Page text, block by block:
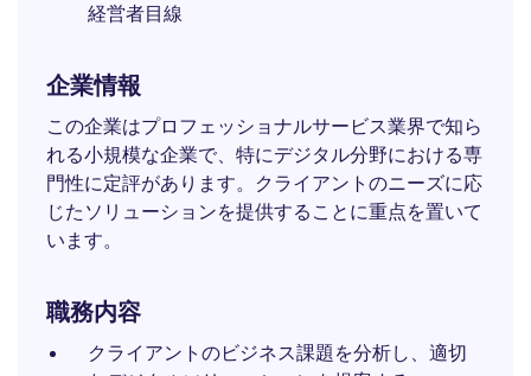
経営者目線
企業情報
この企業はプロフェッショナルサービス業界で知ら
れる小規模な企業で、特にデジタル分野における専
門性に定評があります。クライアントのニーズに応
じたソリューションを提供することに重点を置いて
います。
職務内容
クライアントのビジネス課題を分析し、適切